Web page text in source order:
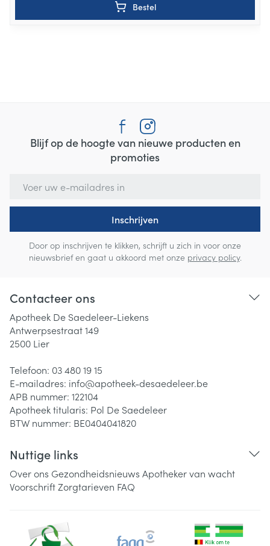
Bestel
Blijf op de hoogte van nieuwe producten en
promoties
Inschrijven
Door op inschrijven te klikken, schrijft u zich in voor onze
nieuwsbrief en gaat u akkoord met onze privacy policy.
Contacteer ons
Apotheek De Saedeleer-Liekens
Antwerpsestraat 149
2500 Lier
Telefoon: 03 480 19 15
E-mailadres: info@apotheek-desaedeleer.be
APB nummer: 122104
Apotheek titularis: Pol De Saedeleer
BTW nummer: BE0404041820
Nuttige links
Over ons Gezondheidsnieuws Apotheker van wacht
VoorschriftZorgtarieven FAQ